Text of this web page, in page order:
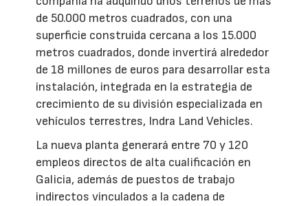
de 50.000 metros cuadrados, con una
superficie construida cercana a los 15.000
metros cuadrados, donde invertirá alrededor
de 18 millones de euros para desarrollar esta
instalación, integrada en la estrategia de
crecimiento de su división especializada en
vehículos terrestres, Indra Land Vehicles.
La nueva planta generará entre 70 y 120
empleos directos de alta cualificación en
Galicia, además de puestos de trabajo
indirectos vinculados a la cadena de